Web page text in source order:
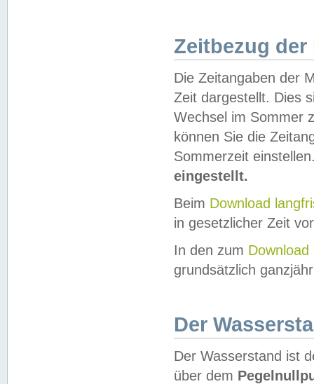
Zeitbezug der
Die Zeitangaben der
Zeit dargestellt. Dies
Wechsel im Sommer
können Sie die
Sommerzeit
eingestellt.
Beim Download
in gesetzlicher Zeit
In den zum Download
grundsätzlich
Der
Der Wasserstand ist
über dem